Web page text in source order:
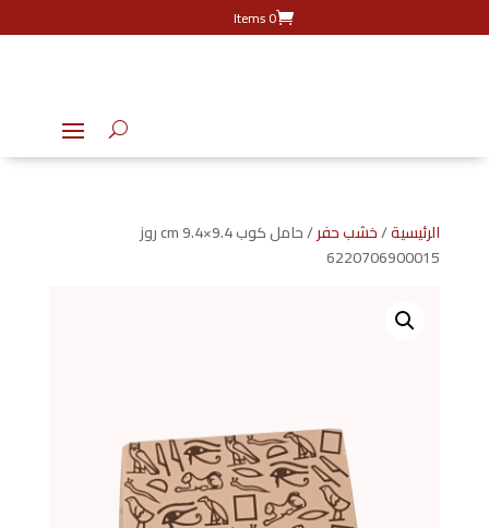
0 Items
الرئيسية/خشب حفر
/ حامل كوب 9.4×9.4 cm روز
6220706900015